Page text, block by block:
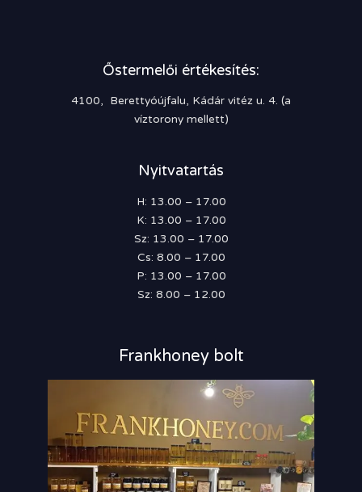
Őstermelői értékesítés:
4100, Berettyóújfalu, Kádár vitéz u. 4. (a
víztorony mellett)
Nyitvatartás
H: 13.00 – 17.00
K: 13.00 – 17.00
Sz: 13.00 – 17.00
Cs: 8.00 – 17.00
P: 13.00 – 17.00
Sz: 8.00 – 12.00
Frankhoney bolt